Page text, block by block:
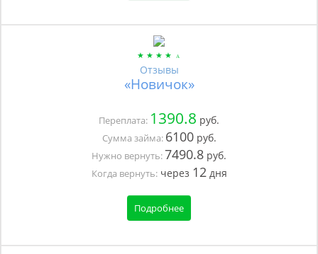
Отзывы
«Новичок»
Переплата: 1390.8 руб.
Сумма займа: 6100руб.
Нужно вернуть:7490.8 руб.
Когда вернуть:через 12дня
Подробнее